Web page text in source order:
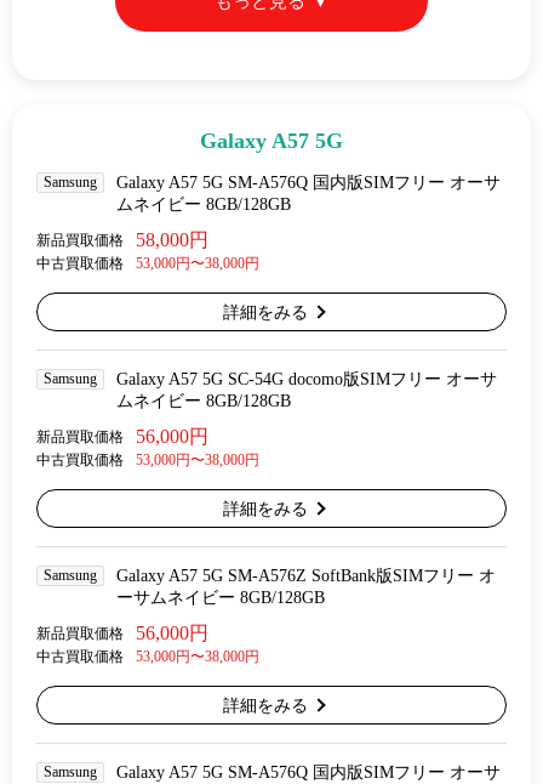
Galaxy A57 5G
Samsung
Galaxy A57 5G SM-A576Q 国内版SIMフリー オーサ
ムネイビー 8GB/128GB
新品買取価格 58,000円
中古買取価格 53,000円〜38,000円
詳細をみる
Samsung
Galaxy A57 5G SC-54G docomo版SIMフリー オーサ
ムネイビー 8GB/128GB
新品買取価格 56,000円
中古買取価格 53,000円〜38,000円
詳細をみる
Samsung
Galaxy A57 5G SM-A576Z SoftBank版SIMフリー オ
ーサムネイビー 8GB/128GB
新品買取価格 56,000円
中古買取価格 53,000円〜38,000円
詳細をみる
Samsung
Galaxy A57 5G SM-A576Q 国内版SIMフリー オーサ